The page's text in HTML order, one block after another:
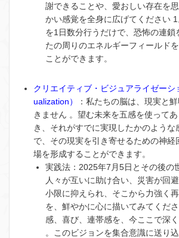
謝できることや、愛おしい存在を
かい感覚を全身に広げてください 1
を1日数分行うだけで、恐怖の連鎖
たの周りのエネルギーフィールド
ことができます。
クリエイティブ・ビジュアライゼーシ
ualization）
：私たちの脳は、現実と
きません 。望む未来を五感を使って
き、それがすでに実現したかのような
で、その現実を引き寄せるための神経
場を形成することができます。
実践法 ：2025年7月5日とその後の
人々が互いに助け合い、災害が回
小限に抑えられ、そこから力強く
を、鮮やかに心に描いてみてくだ
感、喜び、連帯感を、今ここで深
。このビジョンを集合意識に送り